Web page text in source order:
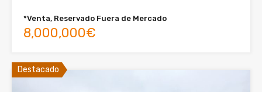
*Venta, Reservado Fuera de Mercado
8,000,000€
Destacado